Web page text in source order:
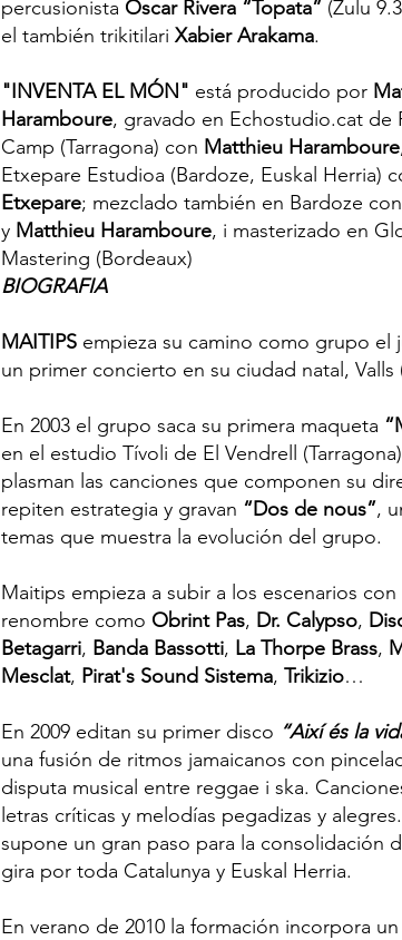
percusionista Oscar Rivera “Topata” (Zulu
el también trikitilari Xabier Arakama.
"INVENTA EL MÓN" está producido por
Haramboure, gravado en Echostudio.cat de
Camp (Tarragona) con Matthieu Haramboure
Etxepare Estudioa (Bardoze, Euskal Herria)
Etxepare; mezclado también en Bardoze con
y Matthieu Haramboure, i masterizado en
Mastering (Bordeaux)
BIOGRAFIA
MAITIPS empieza su camino como grupo el
un primer concierto en su ciudad natal, Valls
En 2003 el grupo saca su primera maqueta
en el estudio Tívoli de El Vendrell
plasman las canciones que componen su
repiten estrategia y gravan “Dos de nous”,
temas que muestra la evolución del grupo.
Maitips empieza a subir a los escenarios
renombre como Obrint Pas, Dr. Calypso,
Betagarri, Banda Bassotti, La Thorpe Brass,
Mesclat, Pirat's Sound Sistema, Trikizio…
En 2009 editan su primer disco “Així és la
una fusión de ritmos jamaicanos con
disputa musical entre reggae i ska.
letras críticas y melodías pegadizas y
supone un gran paso para la consolidación
gira por toda Catalunya y Euskal Herria.
En verano de 2010 la formación incorpora